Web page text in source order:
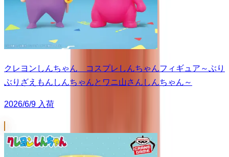
クレヨンしんちゃん コスプレしんちゃんフィギュア～ぶり
ぶりざえもんしんちゃんとワニ山さんしんちゃん～
2026/6/9 入荷